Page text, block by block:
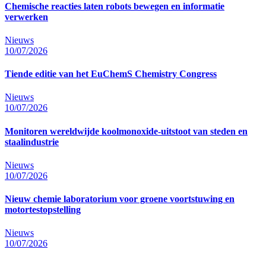
Chemische reacties laten robots bewegen en informatie
verwerken
Nieuws
10/07/2026
Tiende editie van het EuChemS Chemistry Congress
Nieuws
10/07/2026
Monitoren wereldwijde koolmonoxide-uitstoot van steden en
staalindustrie
Nieuws
10/07/2026
Nieuw chemie laboratorium voor groene voortstuwing en
motortestopstelling
Nieuws
10/07/2026